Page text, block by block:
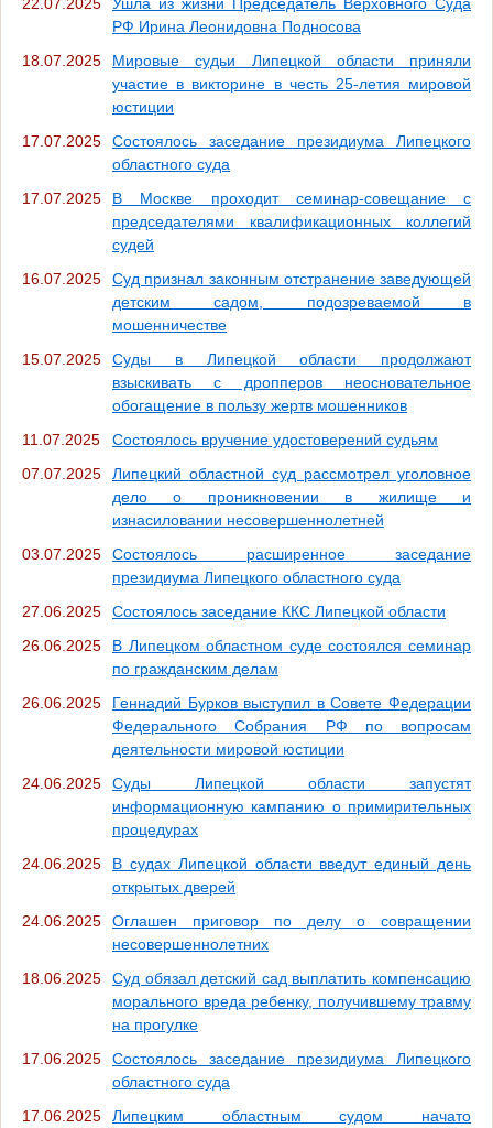
РФ Ирина Леонидовна Подносова
18.07.2025
Мировые судьи Липецкой области приняли
участие в викторине в честь 25-летия мировой
юстиции
17.07.2025
Состоялось заседание президиума Липецкого
областного суда
17.07.2025
В Москве проходит семинар-совещание с
председателями квалификационных коллегий
судей
16.07.2025
Суд признал законным отстранение заведующей
детским садом, подозреваемой в
мошенничестве
15.07.2025
Суды в Липецкой области продолжают
взыскивать с дропперов неосновательное
обогащение в пользу жертв мошенников
11.07.2025
Состоялось вручение удостоверений судьям
07.07.2025
Липецкий областной суд рассмотрел уголовное
дело о проникновении в жилище и
изнасиловании несовершеннолетней
03.07.2025
Состоялось расширенное заседание
президиума Липецкого областного суда
27.06.2025
Состоялось заседание ККС Липецкой области
26.06.2025
В Липецком областном суде состоялся семинар
по гражданским делам
26.06.2025
Геннадий Бурков выступил в Совете Федерации
Федерального Собрания РФ по вопросам
деятельности мировой юстиции
24.06.2025
Суды Липецкой области запустят
информационную кампанию о примирительных
процедурах
24.06.2025
В судах Липецкой области введут единый день
открытых дверей
24.06.2025
Оглашен приговор по делу о совращении
несовершеннолетних
18.06.2025
Суд обязал детский сад выплатить компенсацию
морального вреда ребенку, получившему травму
на прогулке
17.06.2025
Состоялось заседание президиума Липецкого
областного суда
17.06.2025
Липецким областным судом начато